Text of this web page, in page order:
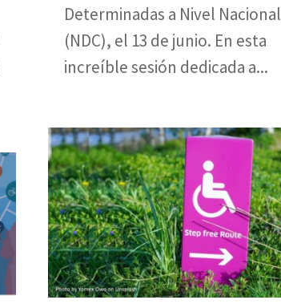
Determinadas a Nivel Nacional
(NDC), el 13 de junio. En esta
increíble sesión dedicada a...